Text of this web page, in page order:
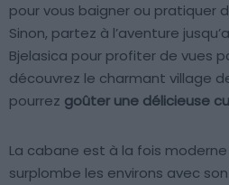
pour vous baigner ou pratiquer
Sinon, partez à l’aventure
Bjelasica pour profiter de vues
découvrez le charmant village
pourrez goûter une délicieuse
La cabane est à la fois
surplombe les environs avec